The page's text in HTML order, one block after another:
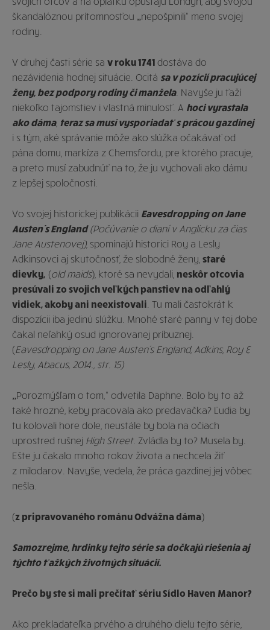
škandalóznou prítomnosťou „nepošpinili“ meno svojej
rodiny.
V druhej časti série sa v roku 1741 dostáva do
nezávidenia hodnej situácie. Ocitá sa v pozícií pracujúcej
ženy, bez podpory rodiny či manžela. Navyše ju ťaží
niekoľko tajomstiev i vlastná minulosť. A hoci vyrastala
ako dáma, teraz sa musí vysporiadať s prácou gazdinej
i s tým, aké správanie môže ako slúžka očakávať od
pána domu, markíza z Chemsfordu, pre ktorého pracuje,
a preto musí zabudnúť na to, že ju vychovali ako dámu
z lepšej spoločnosti.
Vo svojej historickej publikácii Eavesdropping on Jane
Austen´s England(Počúvanie o dianí v Anglicku za čias
Jane Austenovej), spomínajú historici Roy a Lesly
Adkinsovci aj skutočnosť, že slobodné ženy, staré
dievky, (old maids), ktoré sa nevydali, neskôr otcovia
presúvali zo svojich veľkých panstiev na odľahlý
vidiek, akoby ani neexistovali . Tu mali častokrát k
dispozícii iba jedinú slúžku. Mnohé staré panny v tej dobe
čakal neľahký osud ignorovanej príbuznej.
(Eavesdropping on Jane Austen´s England, Adkins, Roy &
Lesly, Abacus, 2014., str. 15)
„Porozmýšľam o tom,“ odvetila Daphne. Bolo by to až
také hrozné, keby pracovala ako predavačka? Ľudia by
tu kolovali hore dole, neustále by bola na očiach
uprostred rušnej High Street. Zvládla by to? Musela by.
Ešte ju čakalo mnoho rokov života a nechcela žiť
z milodarov. Navyše, vedela, že práca gazdinej jej vôbec
nešla.
(z pripravovaného románu Odvážna dáma)
Samozrejme, hrdinky tejto série sa dočkajú riešenia aj
týchto ťažkých životných situácií.
Prečo by ste si mali prečítať sériu Sídlo Haven Manor?
Ako prekladateľka prvého a druhého dielu tejto série,